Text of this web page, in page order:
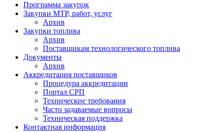
Программа закупок
Закупки МТР, работ, услуг
Архив
Закупки топлива
Архив
Поставщикам технологического топлива
Документы
Архив
Аккредитация поставщиков
Процедура аккредитации
Портал СРП
Технические требования
Часто задаваемые вопросы
Техническая поддержка
Контактная информация